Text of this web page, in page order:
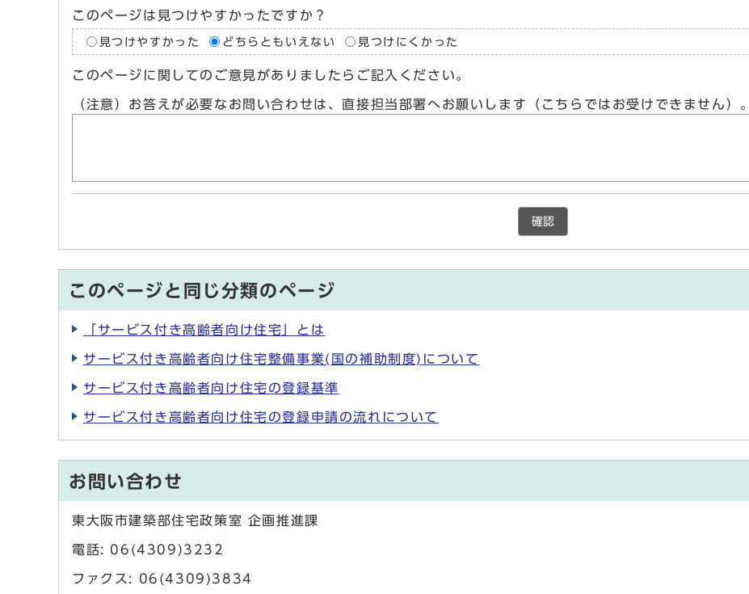
このページは見つけやすかったですか？
見つけやすかった どちらともいえない 見つけにくかった
このページに関してのご意見がありましたらご記入ください。
（注意）お答えが必要なお問い合わせは、直接担当部署へお願いします（こちらではお受けできません）。
確認
このページと同じ分類のページ
「サービス付き高齢者向け住宅」とは
サービス付き高齢者向け住宅整備事業(国の補助制度)について
サービス付き高齢者向け住宅の登録基準
サービス付き高齢者向け住宅の登録申請の流れについて
お問い合わせ
東大阪市建築部住宅政策室 企画推進課
電話: 06(4309)3232
ファクス: 06(4309)3834